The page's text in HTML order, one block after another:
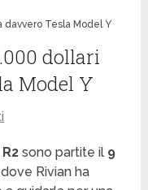
davvero Tesla Model Y
dollari
Model Y
sono partite il 9
Rivian ha